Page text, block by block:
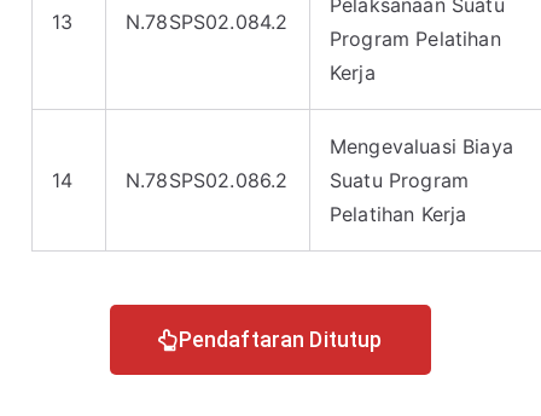
13 N.78SPS02.084.2
Pelaksanaan Suatu
Program Pelatihan
Kerja
14 N.78SPS02.086.2
Mengevaluasi Biaya
Suatu Program
Pelatihan Kerja
Pendaftaran Ditutup